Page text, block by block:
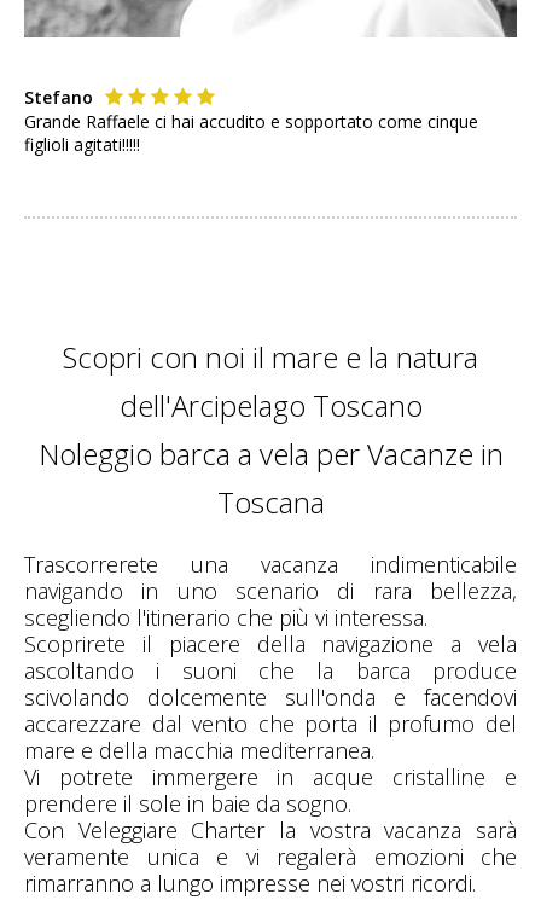
Stefano
Grande Raffaele ci hai accudito e sopportato come cinque
figlioli agitati!!!!!
Scopri con noi il mare e la natura
dell'Arcipelago Toscano
Noleggio barca a vela per Vacanze in
Toscana
Trascorrerete una vacanza indimenticabile
navigando in uno scenario di rara bellezza,
scegliendo l'itinerario che più vi interessa.
Scoprirete il piacere della navigazione a vela
ascoltando i suoni che la barca produce
scivolando dolcemente sull'onda e facendovi
accarezzare dal vento che porta il profumo del
mare e della macchia mediterranea.
Vi potrete immergere in acque cristalline e
prendere il sole in baie da sogno.
Con Veleggiare Charter la vostra vacanza sarà
veramente unica e vi regalerà emozioni che
rimarranno a lungo impresse nei vostri ricordi.